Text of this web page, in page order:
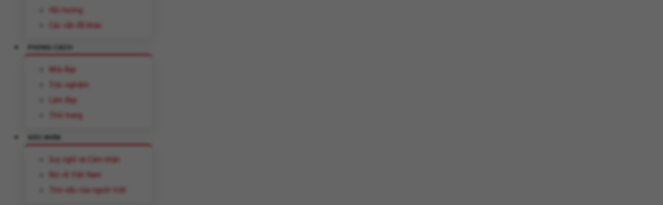
Hồi hương
Các vấn đề khác
PHONG CÁCH
Nhà đẹp
Trắc nghiệm
Làm đẹp
Thời trang
GÓC NHÌN
Suy nghĩ và Cảm nhận
Nói về Việt Nam
Thói xấu của người Việt